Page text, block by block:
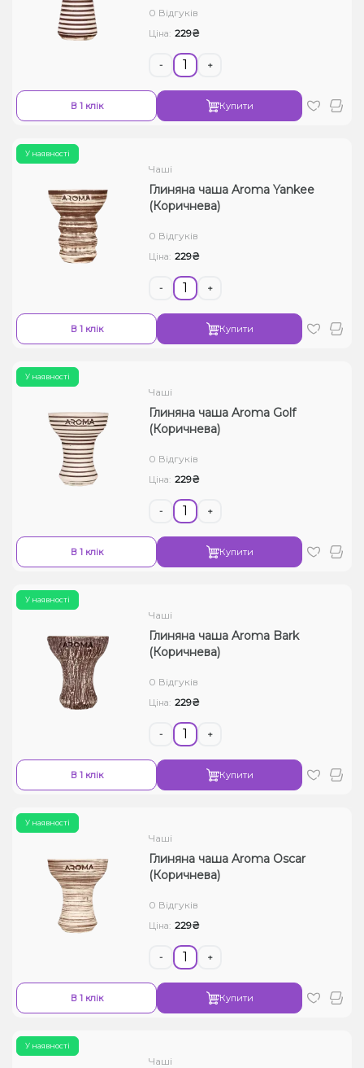
Рідини для електронних сигарет
0 Відгуків
Ціна: 229₴
- +
В 1 клік Купити
У наявності
Чаші
Глиняна чаша Aroma Yankee
(Коричнева)
0 Відгуків
Ціна: 229₴
- +
В 1 клік Купити
У наявності
Чаші
Глиняна чаша Aroma Golf
(Коричнева)
0 Відгуків
Ціна: 229₴
- +
В 1 клік Купити
У наявності
Чаші
Глиняна чаша Aroma Bark
(Коричнева)
0 Відгуків
Ціна: 229₴
- +
В 1 клік Купити
У наявності
Чаші
Глиняна чаша Aroma Oscar
(Коричнева)
0 Відгуків
Ціна: 229₴
- +
В 1 клік Купити
У наявності
Чаші